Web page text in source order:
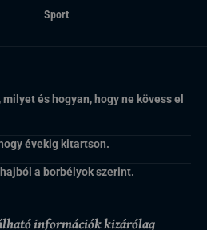
Sport
és hogyan, hogy ne kövess el
évekig kitartson.
a borbélyok szerint.
információk kizárólag